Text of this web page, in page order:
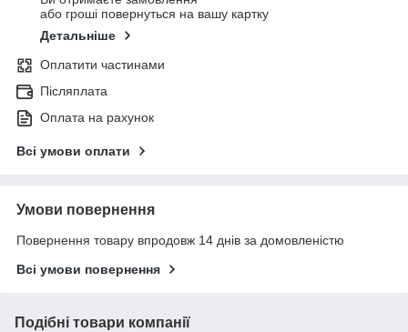
або гроші повернуться на вашу картку
Детальніше
Оплатити частинами
Післяплата
Оплата на рахунок
Всі умови оплати
Умови повернення
Повернення товару впродовж 14 днів за домовленістю
Всі умови повернення
Подібні товари компанії